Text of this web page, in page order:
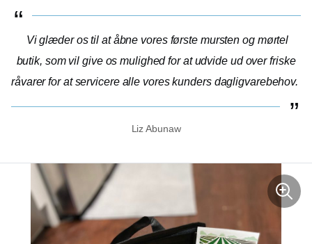
Vi glæder os til at åbne vores første mursten og mørtel
butik, som vil give os mulighed for at udvide ud over friske
råvarer for at servicere alle vores kunders dagligvarebehov.
Liz Abunaw